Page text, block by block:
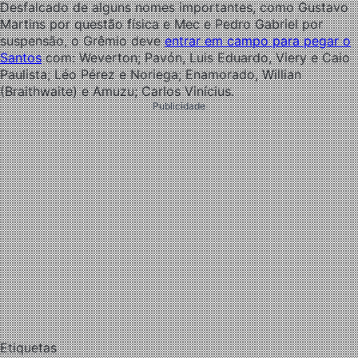
Desfalcado de alguns nomes importantes, como Gustavo
Martins por questão física e Mec e Pedro Gabriel por
suspensão, o Grêmio deveentrar em campo para pegar o
Santoscom: Weverton; Pavón, Luis Eduardo, Viery e Caio
Paulista; Léo Pérez e Noriega; Enamorado, Willian
(Braithwaite) e Amuzu; Carlos Vinícius.
Publicidade
Etiquetas